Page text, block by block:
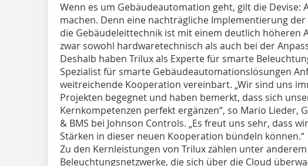
Wenn es um Gebäudeautomation geht, gilt die Devise:
machen. Denn eine nachträgliche Implementierung
die Gebäudeleittechnik ist mit einem deutlich höheren
zwar sowohl hardwaretechnisch als auch bei der
Deshalb haben Trilux als Experte für smarte
Spezialist für smarte Gebäudeautomationslösungen
weitreichende Kooperation vereinbart. „Wir sind uns
Projekten begegnet und haben bemerkt, dass sich
Kernkompetenzen perfekt ergänzen“, so Mario Lieder,
& BMS bei Johnson Controls. „Es freut uns sehr, dass
Stärken in dieser neuen Kooperation bündeln können.“
Zu den Kernleistungen von Trilux zählen unter
Beleuchtungsnetzwerke, die sich über die Cloud